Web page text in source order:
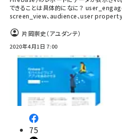
できることは具体的になに？
screen_view、audience、user property
片岡崇史（アユダンテ）
2020年4月1日 7:00
75